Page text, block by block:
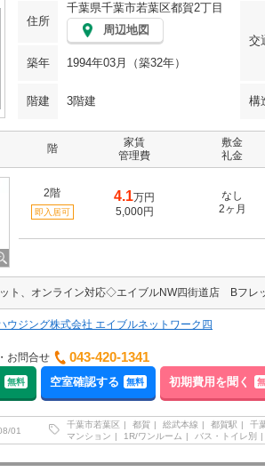
住所
千葉県千葉市若葉区都賀2丁目
周辺地図
交
築年 1994年03月（築32年）
階建 3階建 構
階
家賃
管理費
敷金
礼金
2階
即入居可
4.1万円
5,000円
なし
2ヶ月
ウジング株式会社 エイブルネットワーク四
お問合せ
043-420-1341
無料 空室確認する 無料 初期費用を聞く
01
千葉市若葉区 都賀 総武本線 都賀駅 千
マンション
1R/ワンルーム バス・トイレ別